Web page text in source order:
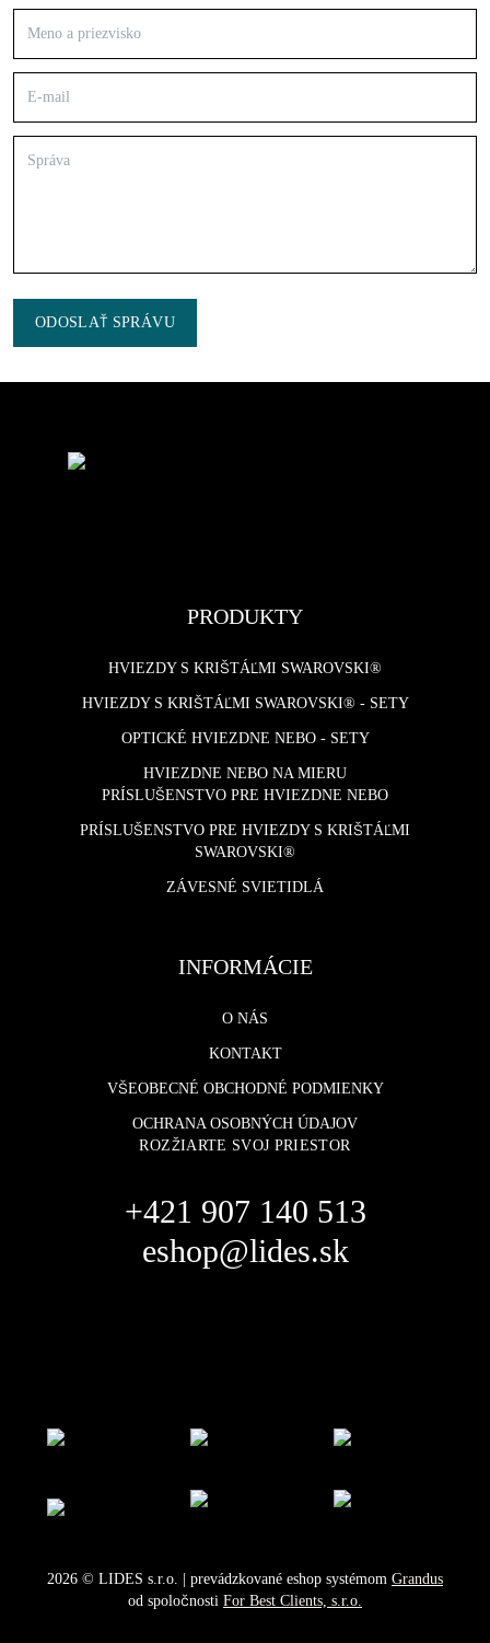
ODOSLAŤ SPRÁVU
PRODUKTY
HVIEZDY S KRIŠTÁĽMI SWAROVSKI®
HVIEZDY S KRIŠTÁĽMI SWAROVSKI® - SETY
OPTICKÉ HVIEZDNE NEBO - SETY
HVIEZDNE NEBO NA MIERU
PRÍSLUŠENSTVO PRE HVIEZDNE NEBO
PRÍSLUŠENSTVO PRE HVIEZDY S KRIŠTÁĽMI
SWAROVSKI®
ZÁVESNÉ SVIETIDLÁ
INFORMÁCIE
O NÁS
KONTAKT
VŠEOBECNÉ OBCHODNÉ PODMIENKY
OCHRANA OSOBNÝCH ÚDAJOV
ROZŽIARTE SVOJ PRIESTOR
+421 907 140 513
eshop@lides.sk
2026 © LIDES s.r.o. | prevádzkované eshop systémom Grandus
od spoločnosti For Best Clients, s.r.o.